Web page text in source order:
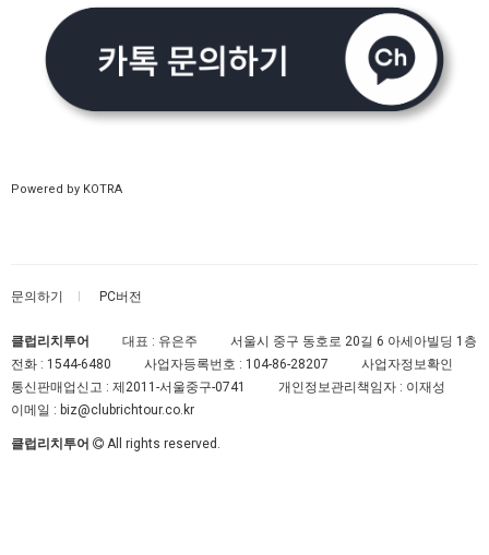
Powered by KOTRA
문의하기 PC버전
클럽리치투어 대표 : 유은주
서울시 중구 동호로 20길 6 아세아빌딩 1층
전화 : 1544-6480 사업자등록번호 : 104-86-28207
사업자정보확인
통신판매업신고 : 제2011-서울중구-0741
개인정보관리책임자 : 이재성
이메일 : biz@clubrichtour.co.kr
클럽리치투어 All rights reserved.